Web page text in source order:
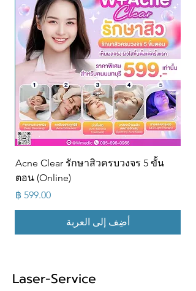
Acne Clear รักษาสิวครบวงจร 5 ขั้น
ตอน (Online)
السعر
أضِف إلى العربة
Laser-Service